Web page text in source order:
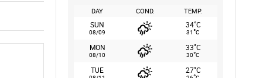
DAY COND. TEMP.
SUN
08/09
34°C
31°C
MON
08/10
33°C
30°C
TUE 27°C